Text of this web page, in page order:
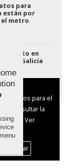
para
están por
el metro
en
de Galicia
terceros para el
consultar la
Ver